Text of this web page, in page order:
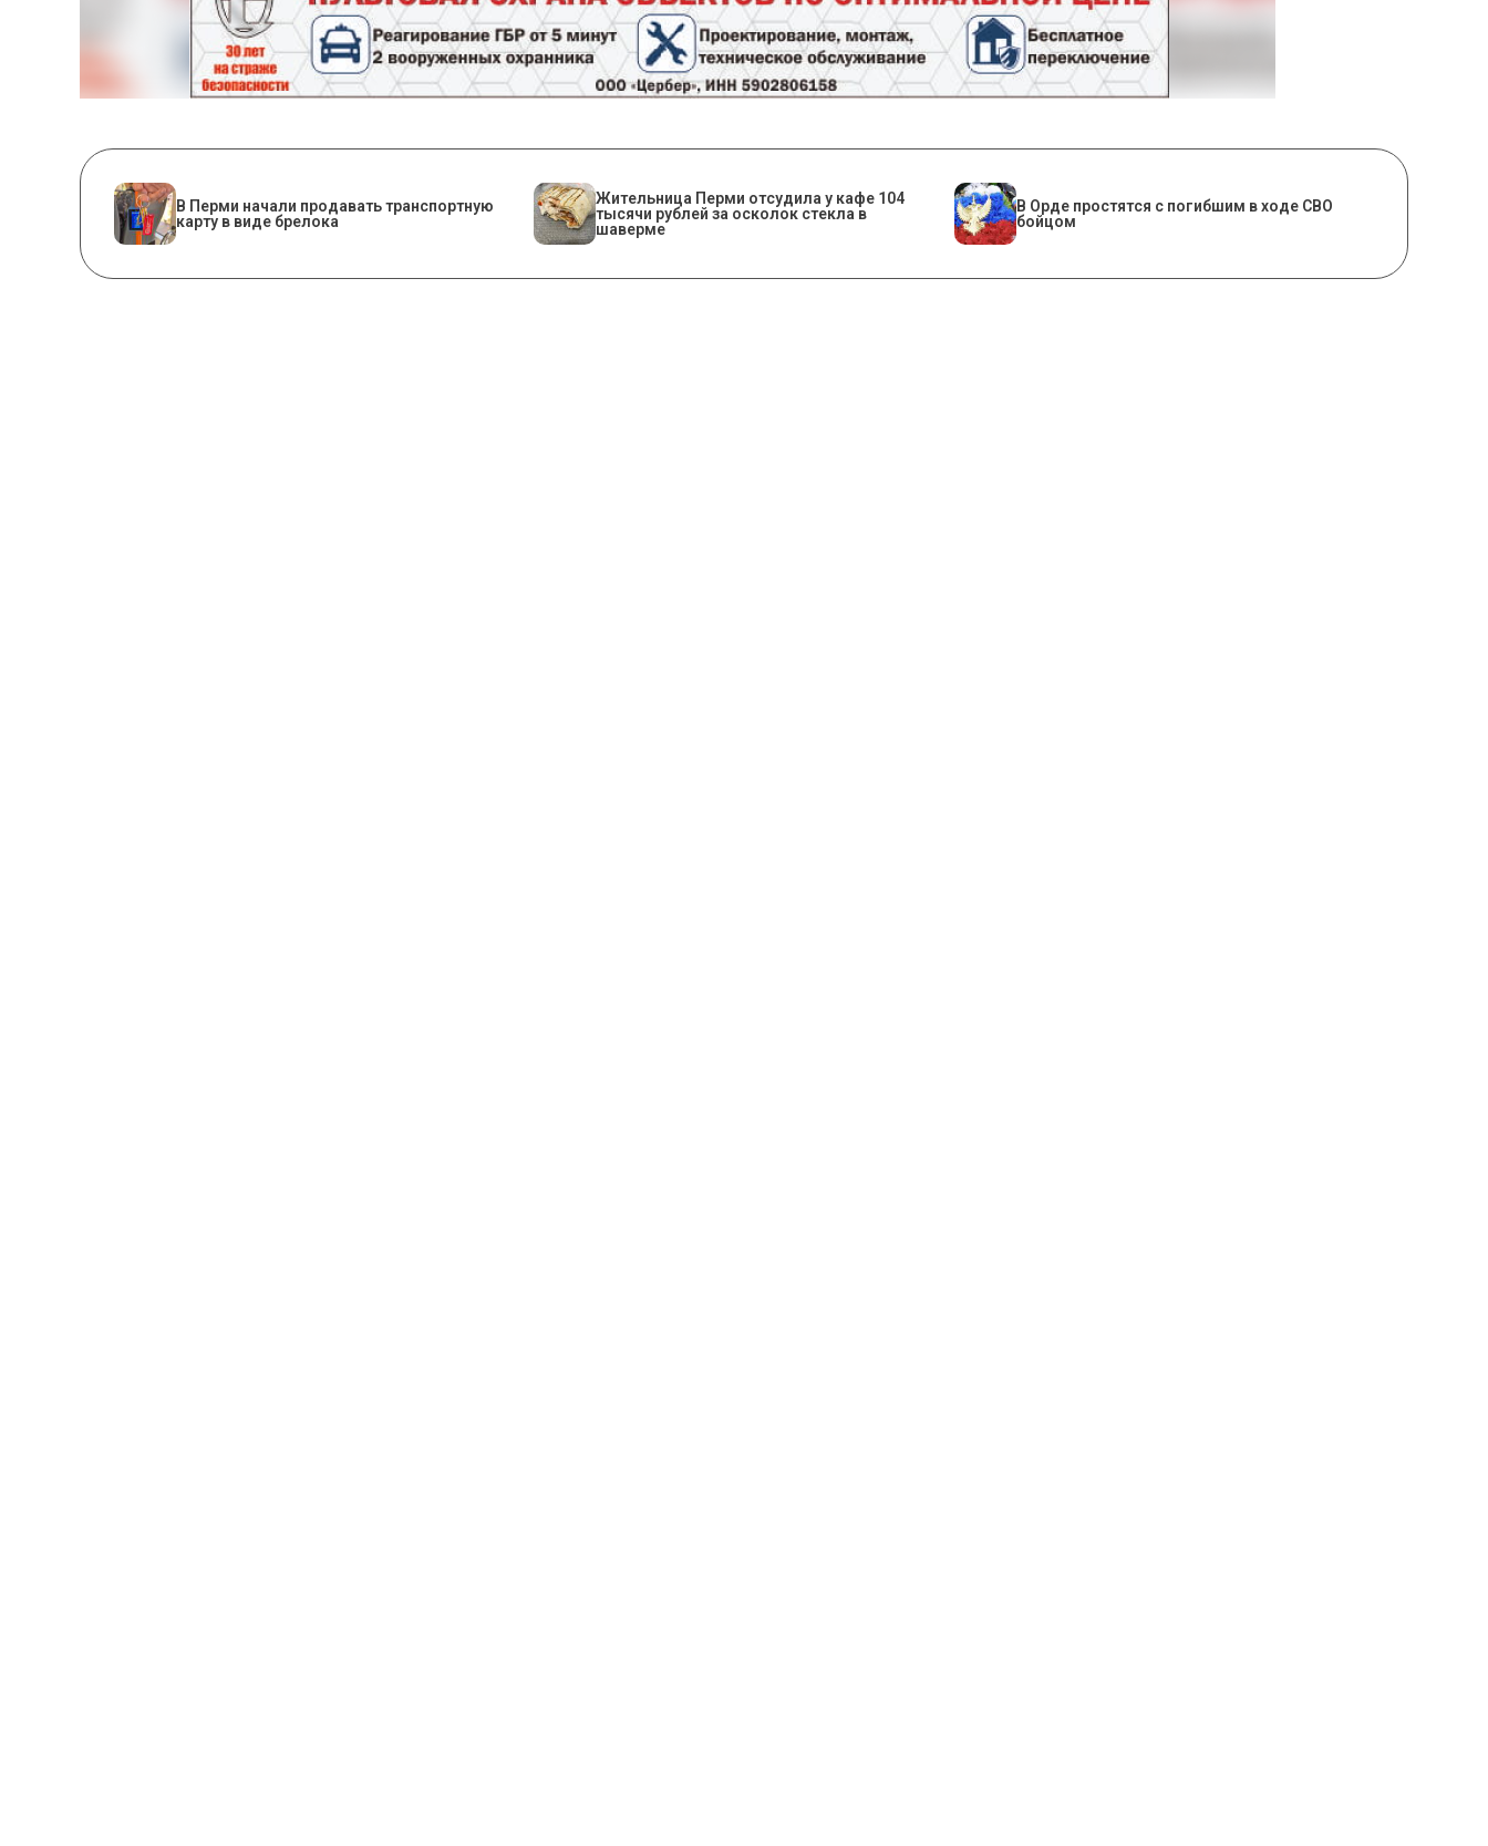
В Перми начали продавать транспортную
карту в виде брелока
Жительница Перми отсудила у кафе 104
тысячи рублей за осколок стекла в
шаверме
В Орде простятся с погибшим в ходе СВО
бойцом